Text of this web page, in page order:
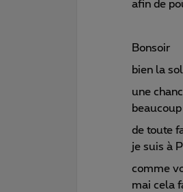
afin de
Bonsoir
bien la
une
beaucoup
de toute
je suis à
comme
mai cela